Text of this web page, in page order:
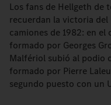
Los fans de Hellgeth de
recuerdan la victoria
camiones de 1982: en
formado por Georges
Malfériol subió al podio
formado por Pierre
segundo puesto con un